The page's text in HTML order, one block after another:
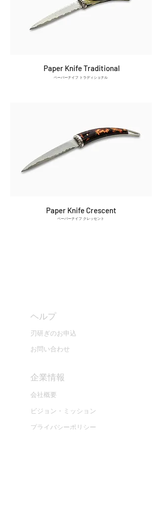
Paper Knife Traditional
ペーパーナイフ トラディショナル
ペーパーナイフ クレッセント
Paper Knife Crescent
ヘルプ
刃研ぎのお申込
お問い合わせ
​企業情報
会社概要
ビジョン・ミッション
プライバシーポリシー